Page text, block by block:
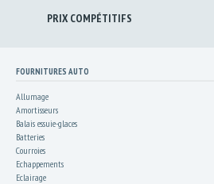
PRIX COMPÉTITIFS
FOURNITURES AUTO
Allumage
Amortisseurs
Balais essuie-glaces
Batteries
Courroies
Echappements
Eclairage